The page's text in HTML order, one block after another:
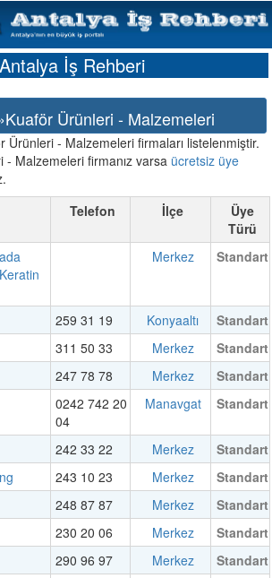
Antalya İş Rehberi
Ürünleri - Malzemeleri
Ürünleri - Malzemeleri firmaları listelenmiştir.
Malzemeleri firmanız varsa ücretsiz üye
Telefon İlçe
Üye
Türü
Merkez Standart
259 31 19 Konyaaltı
Standart
311 50 33 Merkez
Standart
247 78 78 Merkez
Standart
0242 742 20
04
Manavgat Standart
242 33 22 Merkez
Standart
243 10 23 Merkez
Standart
248 87 87 Merkez
Standart
230 20 06 Merkez
Standart
290 96 97 Merkez
Standart